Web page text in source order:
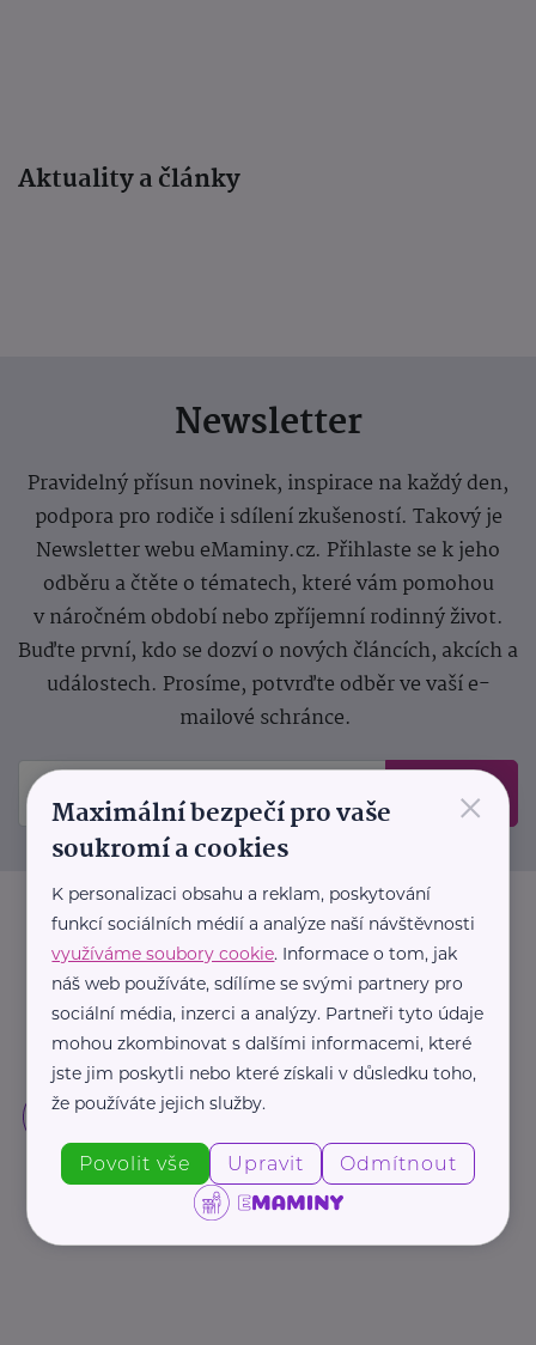
Aktuality a články
Newsletter
Pravidelný přísun novinek, inspirace na každý den,
podpora pro rodiče i sdílení zkušeností. Takový je
Newsletter webu eMaminy.cz. Přihlaste se k jeho
odběru a čtěte o tématech, které vám pomohou
v náročném období nebo zpříjemní rodinný život.
Buďte první, kdo se dozví o nových článcích, akcích a
událostech. Prosíme, potvrďte odběr ve vaší e-
mailové schránce.
Odeslat
×
Maximální bezpečí pro vaše
soukromí a cookies
K personalizaci obsahu a reklam, poskytování
funkcí sociálních médií a analýze naší návštěvnosti
využíváme soubory cookie. Informace o tom, jak
náš web používáte, sdílíme se svými partnery pro
sociální média, inzerci a analýzy. Partneři tyto údaje
mohou zkombinovat s dalšími informacemi, které
jste jim poskytli nebo které získali v důsledku toho,
že používáte jejich služby.
Povolit vše Upravit Odmítnout